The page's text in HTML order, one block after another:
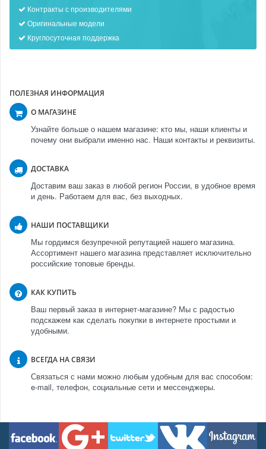
Контракты с производителями
Оригинальные модели
Круглосуточная поддержка
ПОЛЕЗНАЯ ИНФОРМАЦИЯ
О МАГАЗИНЕ
Узнайте больше о нашем магазине: кто мы, наши клиенты и
почему они выбрали именно нас. Наши контакты и реквизиты.
ДОСТАВКА
Доставим ваш заказ в любой регион России, в удобное время
и день. Работаем для вас, без выходных.
НАШИ ПОСТАВЩИКИ
Мы гордимся безупречной репутацией нашего магазина.
Ассортимент нашего магазина представляет исключительно
российские топовые бренды.
КАК КУПИТЬ
Ваш первый заказ в интернет-магазине? Мы с радостью
подскажем как сделать покупки в интернете простыми и
удобными.
ВСЕГДА НА СВЯЗИ
Связаться с нами можно любым удобным для вас способом:
e-mail, телефон, социальные сети и мессенджеры.